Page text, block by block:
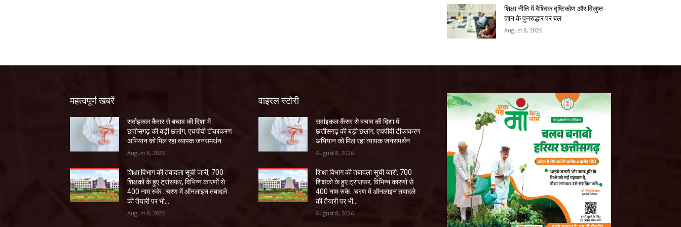
शिक्षा नीति में वैश्विक दृष्टिकोण और विलुप्त
ज्ञान के पुनरुद्धार पर बल
August 8, 2026
महत्वपूर्ण खबरें
सर्वाइकल कैंसर से बचाव की दिशा में
छत्तीसगढ़ की बड़ी छलांग, एचपीवी टीकाकरण
अभियान को मिल रहा व्यापक जनसमर्थन
August 8, 2026
शिक्षा विभाग की तबादला सूची जारी, 700
शिक्षको के हुए ट्रांसफर, विभिन्न कारणों से
400 नाम रुके…चरण में ऑनलाइन तबादले
की तैयारी पर भी...
August 8, 2026
वाइरल स्टोरी
सर्वाइकल कैंसर से बचाव की दिशा में
छत्तीसगढ़ की बड़ी छलांग, एचपीवी टीकाकरण
अभियान को मिल रहा व्यापक जनसमर्थन
August 8, 2026
शिक्षा विभाग की तबादला सूची जारी, 700
शिक्षको के हुए ट्रांसफर, विभिन्न कारणों से
400 नाम रुके…चरण में ऑनलाइन तबादले
की तैयारी पर भी...
August 8, 2026